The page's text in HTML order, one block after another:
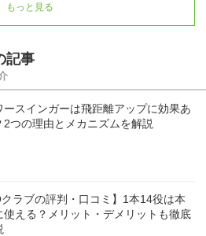
もっと見る
記事
ースインガーは飛距離アップに効果あ
2つの理由とメカニズムを解説
クラブの評判・口コミ】1本14役は本
使える？メリット・デメリットも徹底